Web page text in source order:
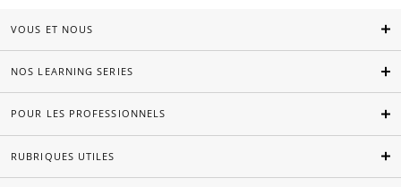
VOUS ET NOUS
NOS LEARNING SERIES
POUR LES PROFESSIONNELS
RUBRIQUES UTILES